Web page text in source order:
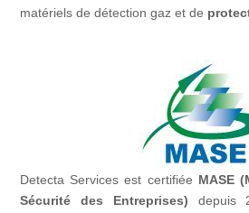
matériels de détection gaz et de
Detecta Services est certifiée MASE
Sécurité des Entreprises) depuis